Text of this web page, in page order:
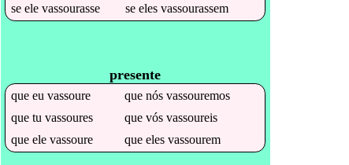
seelevassourasse seelesvassourassem
presente
queeuvassoure quenósvassouremos
quetuvassoures quevósvassoureis
queelevassoure queelesvassourem